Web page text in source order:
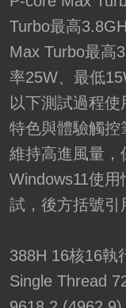
Turbo最高
Max Turbo最高
率25W、最低
以下測試過程
特色與體驗觸控
維持高進風量，
Windows11使
試，後方括號引
388H 16核16執
Single Thread